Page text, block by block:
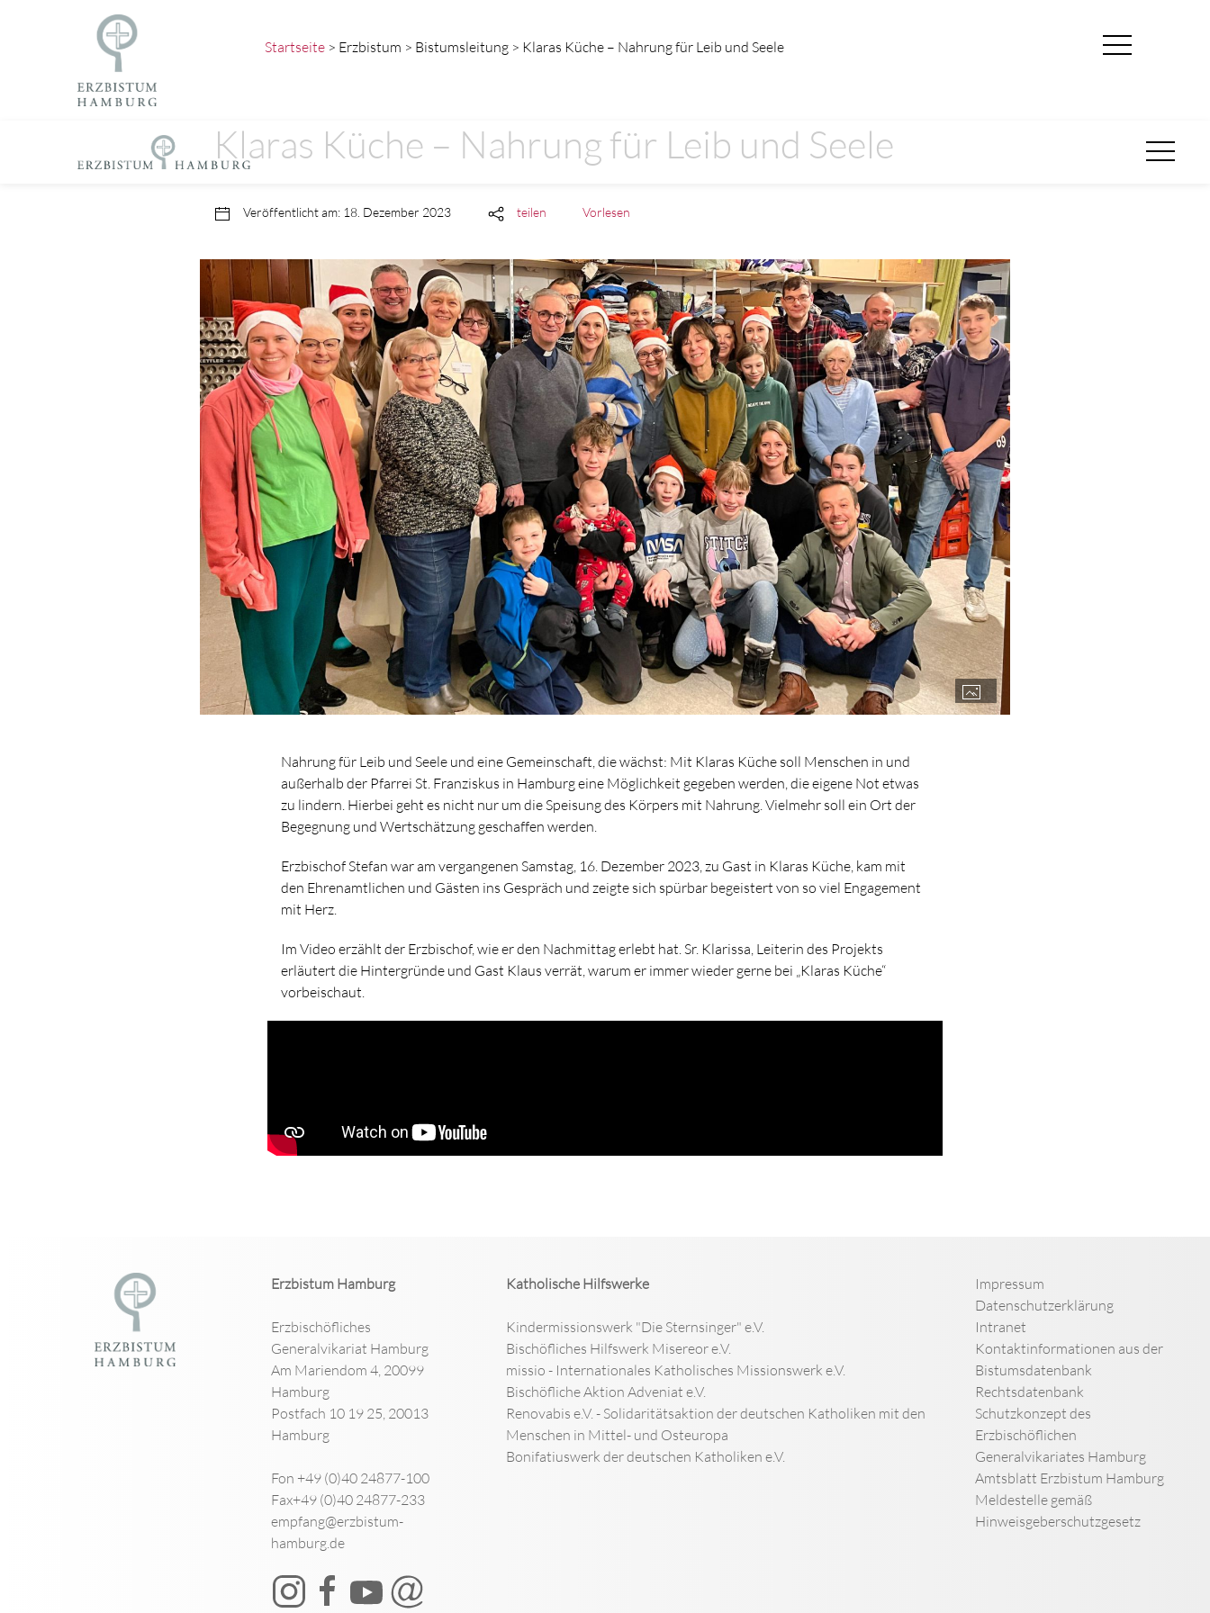
Startseite > Erzbistum > Bistumsleitung > Klaras Küche – Nahrung für Leib und Seele
Klaras Küche – Nahrung für Leib und Seele
Veröffentlicht am: 18. Dezember 2023 teilen Vorlesen
Nahrung für Leib und Seele und eine Gemeinschaft, die wächst: Mit Klaras Küche soll Menschen in und
außerhalb der Pfarrei St. Franziskus in Hamburg eine Möglichkeit gegeben werden, die eigene Not etwas
zu lindern. Hierbei geht es nicht nur um die Speisung des Körpers mit Nahrung. Vielmehr soll ein Ort der
Begegnung und Wertschätzung geschaffen werden.
Erzbischof Stefan war am vergangenen Samstag, 16. Dezember 2023, zu Gast in Klaras Küche, kam mit
den Ehrenamtlichen und Gästen ins Gespräch und zeigte sich spürbar begeistert von so viel Engagement
mit Herz.
Im Video erzählt der Erzbischof, wie er den Nachmittag erlebt hat. Sr. Klarissa, Leiterin des Projekts
erläutert die Hintergründe und Gast Klaus verrät, warum er immer wieder gerne bei „Klaras Küche“
vorbeischaut.
Erzbistum Hamburg
Erzbischöfliches
Generalvikariat Hamburg
Am Mariendom 4, 20099
Hamburg
Postfach 10 19 25, 20013
Hamburg
Fon +49 (0)40 24877-100
Fax+49 (0)40 24877-233
empfang@erzbistum-
hamburg.de
Katholische Hilfswerke
Kindermissionswerk "Die Sternsinger" e.V.
Bischöfliches Hilfswerk Misereor e.V.
missio - Internationales Katholisches Missionswerk e.V.
Bischöfliche Aktion Adveniat e.V.
Renovabis e.V. - Solidaritätsaktion der deutschen Katholiken mit den
Menschen in Mittel- und Osteuropa
Bonifatiuswerk der deutschen Katholiken e.V.
Impressum
Datenschutzerklärung
Intranet
Kontaktinformationen aus der
Bistumsdatenbank
Rechtsdatenbank
Schutzkonzept des
Erzbischöflichen
Generalvikariates Hamburg
Amtsblatt Erzbistum Hamburg
Meldestelle gemäß
Hinweisgeberschutzgesetz